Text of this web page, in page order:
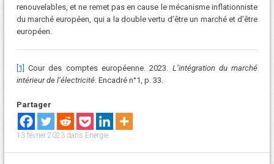
renouvelables, et ne remet pas en cause le mécanisme inflationniste
du marché européen, qui a la double vertu d’être un marché et d’être
européen.
[1] Cour des comptes européenne. 2023. L’intégration du marché
intérieur de l’électricité. Encadré n°1, p. 33.
Partager
13 février 2023dans Energie.